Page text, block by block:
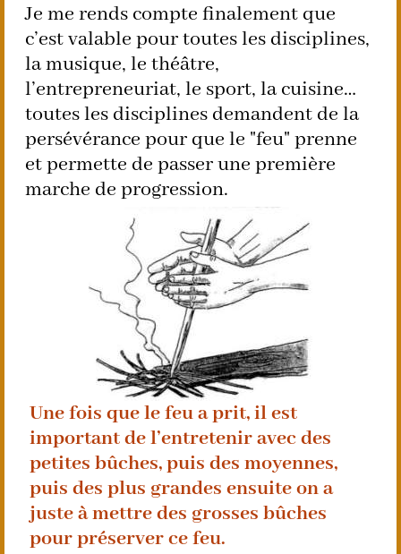
Je me rends compte finalement que
c’est valable pour toutes les disciplines,
la musique, le théâtre,
l’entrepreneuriat, le sport, la cuisine…
toutes les disciplines demandent de la
persévérance pour que le "feu" prenne
et permette de passer une première
marche de progression.
Une fois que le feu a prit, il est
important de l’entretenir avec des
petites bûches, puis des moyennes,
puis des plus grandes ensuite on a
juste à mettre des grosses bûches
pour préserver ce feu.